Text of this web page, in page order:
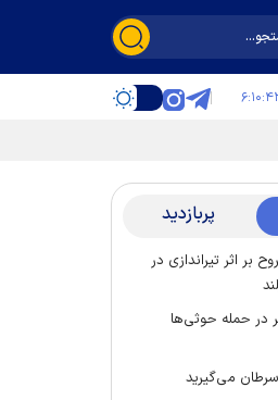
پربازدید
و ۱۵ مجروح بر اثر تیراندازی در
یمن: ۱۷ نفر در حمله حوثی‌ها
می‌گیرید